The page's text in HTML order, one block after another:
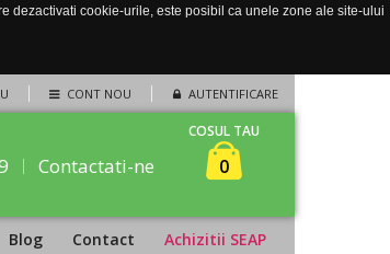
dezactivati cookie-urile, este posibil ca unele zone ale site-ului
CONT NOU AUTENTIFICARE
Contactati-ne
COSUL TAU
0
Blog Contact Achizitii SEAP